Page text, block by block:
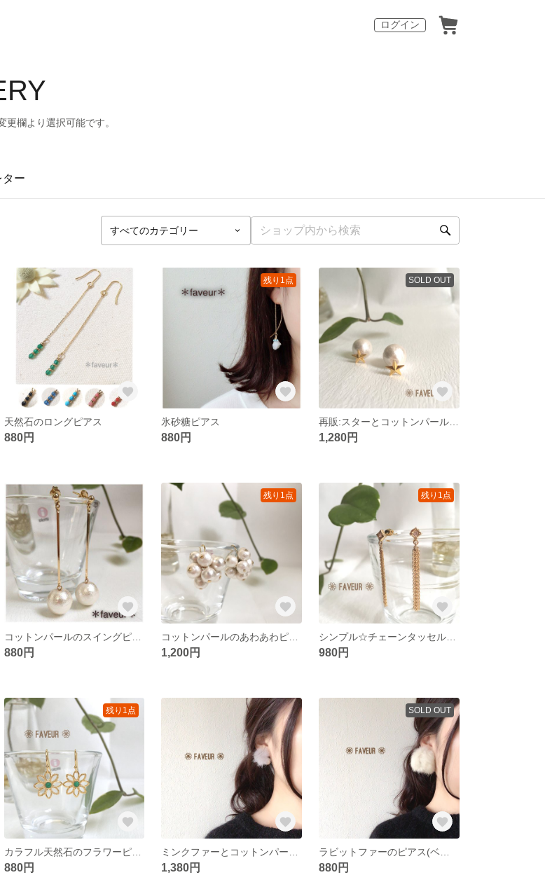
ログイン
欄より選択可能です。
ター
天然石のロングピアス
880円
残り1点
氷砂糖ピアス
880円
SOLD OUT
1,280円
コットンパールのスイングピアス
880円
残り1点
1,200円
残り1点
980円
残り1点
カラフル天然石のフラワーピアス
880円 1,380円
SOLD OUT
880円